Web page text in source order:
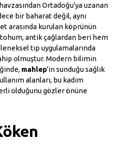
Ortadoğu'ya uzanan
bir baharat değil, aynı
arasında kurulan köprünün
tohum, antik çağlardan beri hem
tıp uygulamalarında
olmuştur. Modern bilimin
mahlep'in sunduğu sağlık
alanları, bu kadim
olduğunu gözler önüne